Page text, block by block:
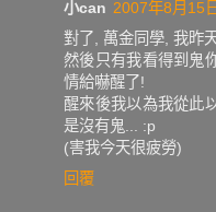
小can 2007年8月15
對了, 萬金同學, 我昨
然後只有我看得到鬼
情給嚇醒了!
醒來後我以為我從此
是沒有鬼... :p
(害我今天很疲勞)
回覆